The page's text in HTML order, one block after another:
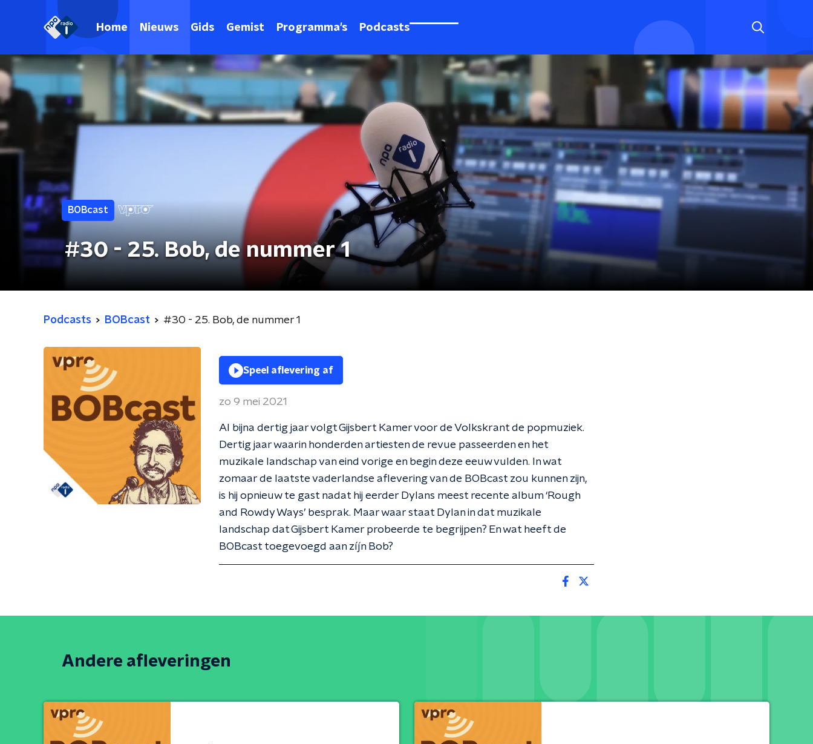
Home Nieuws Gids Gemist Programma's Podcasts
BOBcast
#30 - 25. Bob, de nummer 1
Podcasts BOBcast #30 - 25. Bob, de nummer 1
Speel aflevering af
zo 9 mei 2021
Al bijna dertig jaar volgt Gijsbert Kamer voor de Volkskrant de popmuziek.
Dertig jaar waarin honderden artiesten de revue passeerden en het
muzikale landschap van eind vorige en begin deze eeuw vulden. In wat
zomaar de laatste vaderlandse aflevering van de BOBcast zou kunnen zijn,
is hij opnieuw te gast nadat hij eerder Dylans meest recente album ‘Rough
and Rowdy Ways’ besprak. Maar waar staat Dylan in dat muzikale
landschap dat Gijsbert Kamer probeerde te begrijpen? En wat heeft de
BOBcast toegevoegd aan zíjn Bob?
Andere afleveringen